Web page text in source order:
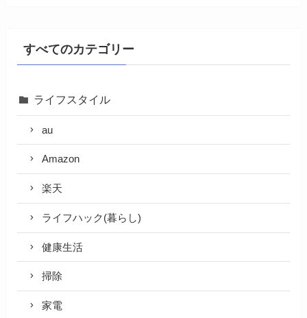
すべてのカテゴリー
ライフスタイル
au
Amazon
楽天
ライフハック(暮らし)
健康生活
掃除
家電